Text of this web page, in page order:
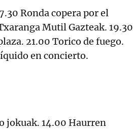
Ronda copera por el
Mutil Gazteak. 19.30
21.00 Torico de fuego.
en concierto.
jokuak. 14.00 Haurren